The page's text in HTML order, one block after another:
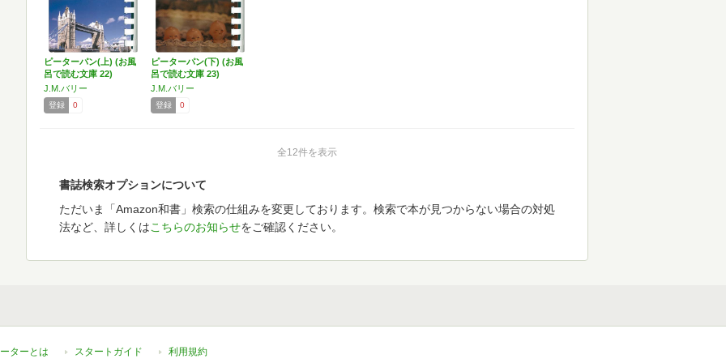
ピーターパン(上) (お風
呂で読む文庫 22)
J.M.バリー
登録 0
ピーターパン(下) (お風
呂で読む文庫 23)
J.M.バリー
登録 0
全12件を表示
書誌検索オプションについて
ただいま「Amazon和書」検索の仕組みを変更しております。検索で本が見つからない場合の対処
法など、詳しくはこちらのお知らせをご確認ください。
ターとは スタートガイド 利用規約